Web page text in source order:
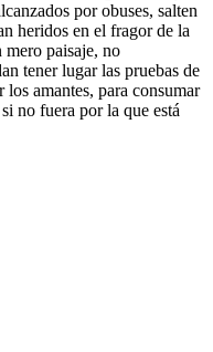
por obuses, salten
heridos en el fragor de la
mero paisaje, no
tener lugar las pruebas de
los amantes, para consumar
no fuera por la que está